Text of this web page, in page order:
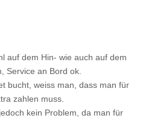
auf dem Hin- wie auch auf dem
Service an Bord ok.
bucht, weiss man, dass man für
zahlen muss.
kein Problem, da man für